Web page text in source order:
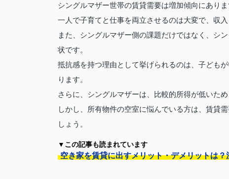
シングルマザー世帯の賃貸需要は増加傾向にあり
一人で子育てと仕事を両立させるのは大変で、収
また、シングルマザー側の課題だけではなく、シ
状です。
抵抗感を持つ理由として挙げられるのは、子ども
ります。
さらに、シングルマザーは、比較的所得が低いた
しかし、所有物件の空室に悩んでいる方は、賃貸
しょう。
▼この記事も読まれています
空き家を賃貸に出すメリット・デメリットは